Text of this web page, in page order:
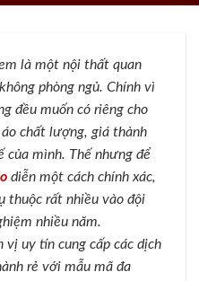
là một nội thất quan
phòng ngủ. Chính vì
đều muốn có riêng cho
chất lượng, giá thành
của mình. Thế nhưng để
diễn một cách chính xác,
thuộc rất nhiều vào đội
nhiều năm.
vị uy tín cung cấp các dịch
rẻ với mẫu mã đa